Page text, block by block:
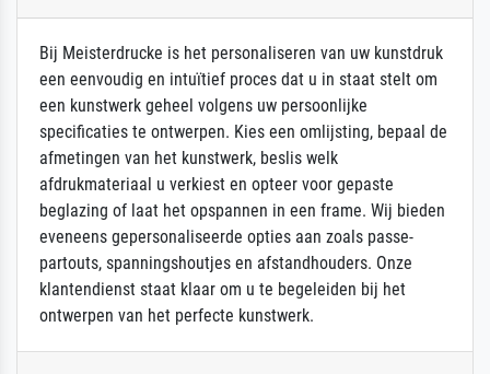
Bij Meisterdrucke is het personaliseren van uw kunstdruk
een eenvoudig en intuïtief proces dat u in staat stelt om
een kunstwerk geheel volgens uw persoonlijke
specificaties te ontwerpen. Kies een omlijsting, bepaal de
afmetingen van het kunstwerk, beslis welk
afdrukmateriaal u verkiest en opteer voor gepaste
beglazing of laat het opspannen in een frame. Wij bieden
eveneens gepersonaliseerde opties aan zoals passe-
partouts, spanningshoutjes en afstandhouders. Onze
klantendienst staat klaar om u te begeleiden bij het
ontwerpen van het perfecte kunstwerk.